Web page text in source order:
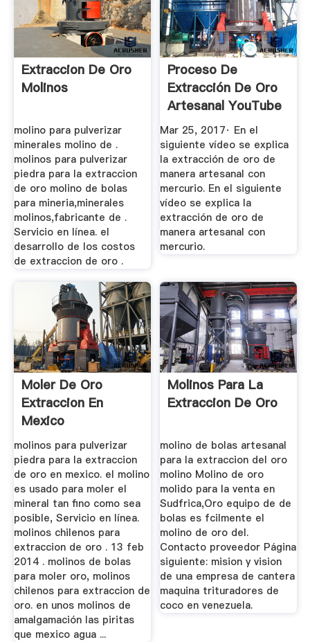
Extraccion De Oro
Molinos
molino para pulverizar
minerales molino de .
molinos para pulverizar
piedra para la extraccion
de oro molino de bolas
para mineria,minerales
molinos,fabricante de .
Servicio en línea. el
desarrollo de los costos
de extraccion de oro .
Proceso De
Extracción De Oro
Artesanal YouTube
Mar 25, 2017· En el
siguiente vídeo se explica
la extracción de oro de
manera artesanal con
mercurio. En el siguiente
vídeo se explica la
extracción de oro de
manera artesanal con
mercurio.
Moler De Oro
Extraccion En
Mexico
molinos para pulverizar
piedra para la extraccion
de oro en mexico. el molino
es usado para moler el
mineral tan fino como sea
posible, Servicio en línea.
molinos chilenos para
extraccion de oro . 13 feb
2014 . molinos de bolas
para moler oro, molinos
chilenos para extraccion de
oro. en unos molinos de
amalgamación las piritas
que mexico agua ...
Molinos Para La
Extraccion De Oro
molino de bolas artesanal
para la extraccion del oro
molino Molino de oro
molido para la venta en
Sudfrica,Oro equipo de de
bolas es fcilmente el
molino de oro del.
Contacto proveedor Página
siguiente: mision y vision
de una empresa de cantera
maquina trituradores de
coco en venezuela.